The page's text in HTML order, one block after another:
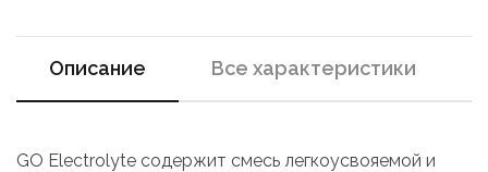
Описание Все характеристики
GO Electrolyte содержит смесь легкоусвояемой и